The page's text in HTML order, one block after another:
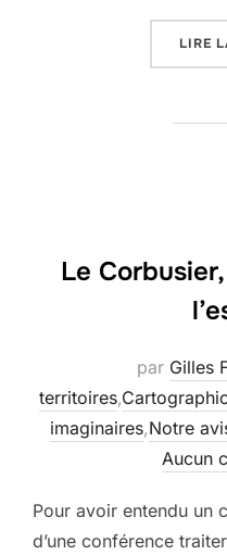
LIRE
Le
par Gilles
territoires,
imaginaires,Notre
Aucun
Pour avoir entendu un
d’une conférence